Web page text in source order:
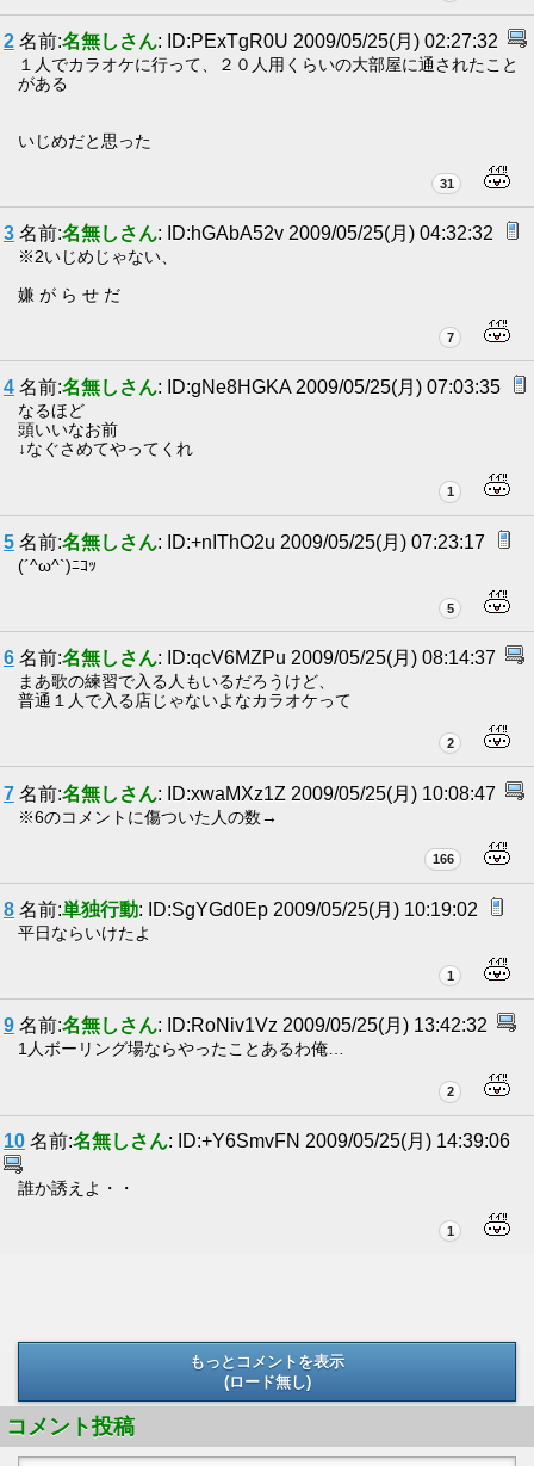
2 名前:名無しさん: ID:PExTgR0U 2009/05/25(月) 02:27:32
１人でカラオケに行って、２０人用くらいの大部屋に通されたこと
がある
いじめだと思った
31
3 名前:名無しさん: ID:hGAbA52v 2009/05/25(月) 04:32:32
※2いじめじゃない、
嫌 が ら せ だ
7
4 名前:名無しさん: ID:gNe8HGKA 2009/05/25(月) 07:03:35
なるほど
頭いいなお前
↓なぐさめてやってくれ
1
5 名前:名無しさん: ID:+nIThO2u 2009/05/25(月) 07:23:17
(´^ω^`)ﾆｺｯ
5
6 名前:名無しさん: ID:qcV6MZPu 2009/05/25(月) 08:14:37
まあ歌の練習で入る人もいるだろうけど、
普通１人で入る店じゃないよなカラオケって
2
7 名前:名無しさん: ID:xwaMXz1Z 2009/05/25(月) 10:08:47
※6のコメントに傷ついた人の数→
166
8 名前:単独行動: ID:SgYGd0Ep 2009/05/25(月) 10:19:02
平日ならいけたよ
1
9 名前:名無しさん: ID:RoNiv1Vz 2009/05/25(月) 13:42:32
1人ボーリング場ならやったことあるわ俺…
2
10 名前:名無しさん: ID:+Y6SmvFN 2009/05/25(月) 14:39:06
誰か誘えよ・・
1
もっとコメントを表示
(ロード無し)
コメント投稿